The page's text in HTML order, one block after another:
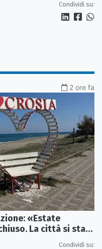
Condividi su:
2 ore fa
«Estate
La città si sta
Condividi su: